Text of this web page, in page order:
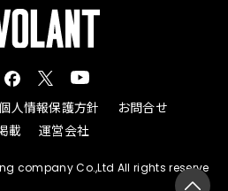
人情報保護方針
お問合せ
載
運営会社
company Co.,Ltd All rights reserve